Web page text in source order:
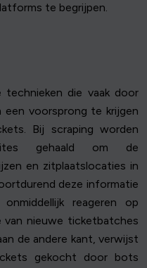
te begrijpen.
technieken die vaak door
voorsprong te krijgen
Bij scraping worden
gehaald om de
en zitplaatslocaties in
deze informatie
reageren op
van nieuwe ticketbatches
de andere kant, verwijst
gekocht door bots